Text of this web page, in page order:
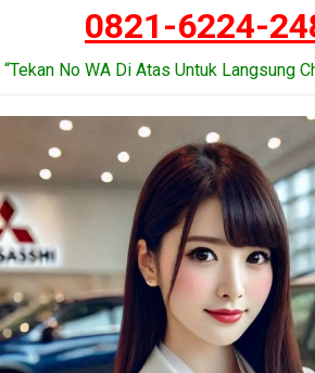
0821-6224-
“Tekan No WA Di Atas Untuk Langsung